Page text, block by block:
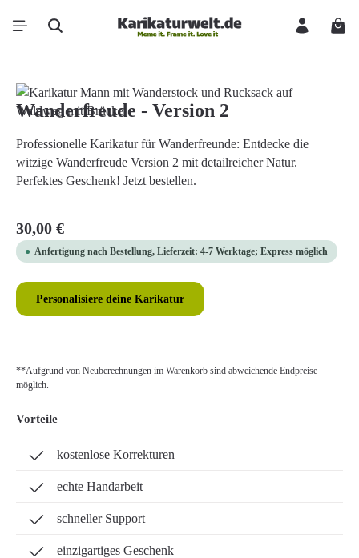
Zum Hauptinhalt springen
Bildergalerie überspringen
Wanderfreude - Version 2
Professionelle Karikatur für Wanderfreunde: Entdecke die
witzige Wanderfreude Version 2 mit detailreicher Natur.
Perfektes Geschenk! Jetzt bestellen.
Regulärer Preis:
30,00 €
Anfertigung nach Bestellung, Lieferzeit: 4-7 Werktage; Express möglich
Personalisiere deine Karikatur
**Aufgrund von Neuberechnungen im Warenkorb sind abweichende Endpreise
möglich.
Vorteile
kostenlose Korrekturen
echte Handarbeit
schneller Support
einzigartiges Geschenk